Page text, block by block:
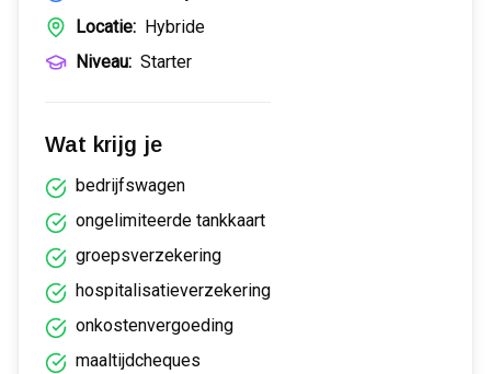
Locatie: Hybride
Niveau: Starter
Wat krijg je
bedrijfswagen
ongelimiteerde tankkaart
groepsverzekering
hospitalisatieverzekering
onkostenvergoeding
maaltijdcheques